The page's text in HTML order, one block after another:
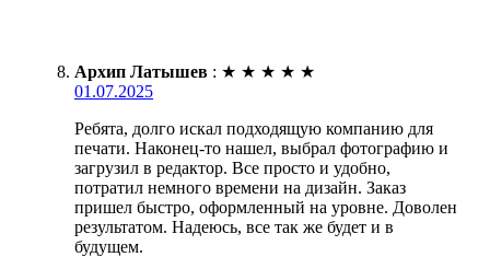
Архип Латышев : ★ ★ ★ ★ ★
01.07.2025
Ребята, долго искал подходящую компанию для
печати. Наконец-то нашел, выбрал фотографию и
загрузил в редактор. Все просто и удобно,
потратил немного времени на дизайн. Заказ
пришел быстро, оформленный на уровне. Доволен
результатом. Надеюсь, все так же будет и в
будущем.